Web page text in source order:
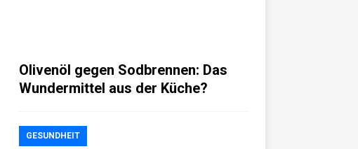
Olivenöl gegen Sodbrennen: Das
Wundermittel aus der Küche?
GESUNDHEIT